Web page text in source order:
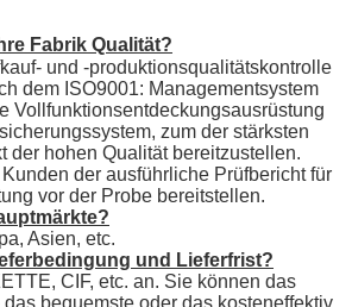
Fabrik Qualität?
und -produktionsqualitätskontrolle
dem ISO9001: Managementsystem
Vollfunktionsentdeckungsausrüstung
zum der stärksten
der hohen Qualität bereitzustellen.
der ausführliche Prüfbericht für
vor der Probe bereitstellen.
Asien, etc.
und Lieferfrist?
CIF, etc. an. Sie können das
bequemste oder das kosteneffektiv